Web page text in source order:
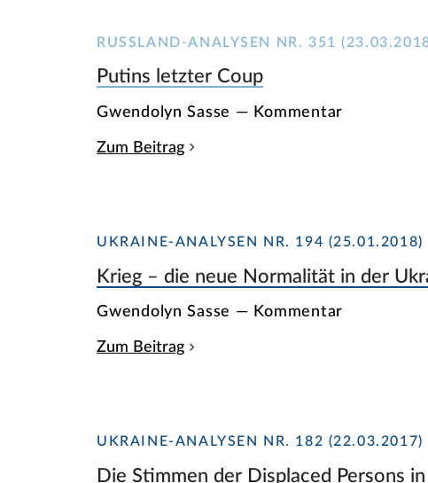
RUSSLAND-ANALYSEN NR. 351
Putins letzter Coup
Gwendolyn Sasse — Kommentar
Zum Beitrag
UKRAINE-ANALYSEN NR. 194 (25.01.2018)
Krieg – die neue Normalität in der
Gwendolyn Sasse — Kommentar
Zum Beitrag
UKRAINE-ANALYSEN NR. 182 (22.03.2017)
Die Stimmen der Displaced Persons